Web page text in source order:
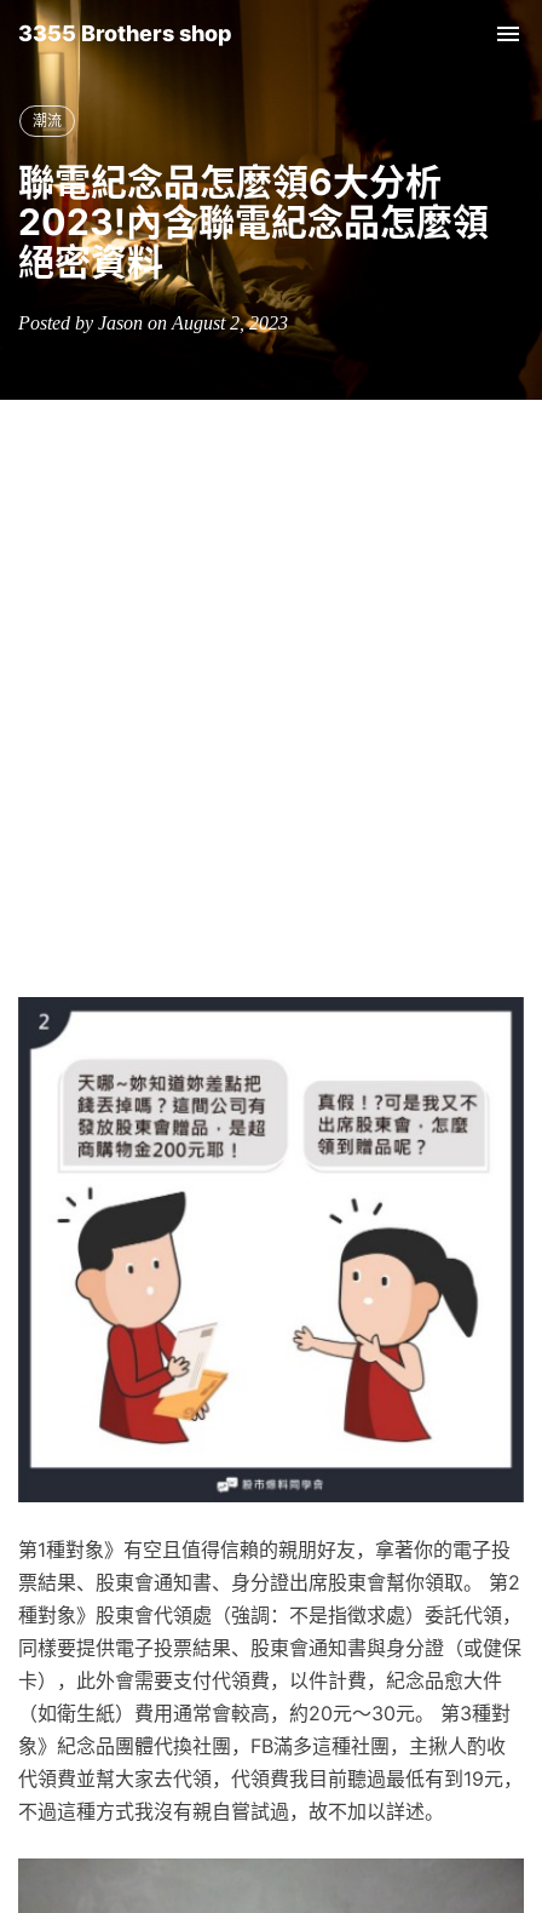
3355 Brothers shop
潮流
聯電紀念品怎麼領6大分析
2023!內含聯電紀念品怎麼領
絕密資料
Posted by Jason on August 2, 2023
第1種對象》有空且值得信賴的親朋好友，拿著你的電子投
票結果、股東會通知書、身分證出席股東會幫你領取。 第2
種對象》股東會代領處（強調：不是指徵求處）委託代領，
同樣要提供電子投票結果、股東會通知書與身分證（或健保
卡），此外會需要支付代領費，以件計費，紀念品愈大件
（如衛生紙）費用通常會較高，約20元～30元。 第3種對
象》紀念品團體代換社團，FB滿多這種社團，主揪人酌收
代領費並幫大家去代領，代領費我目前聽過最低有到19元，
不過這種方式我沒有親自嘗試過，故不加以詳述。